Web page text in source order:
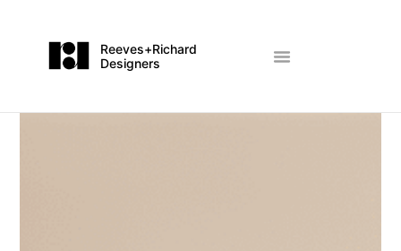
Reeves+Richard
Designers